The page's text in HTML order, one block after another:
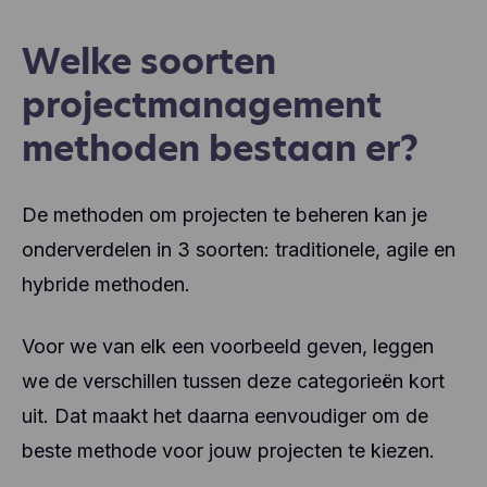
Welke soorten
projectmanagement
methoden bestaan er?
De methoden om projecten te beheren kan je
onderverdelen in 3 soorten: traditionele, agile en
hybride methoden.
Voor we van elk een voorbeeld geven, leggen
we de verschillen tussen deze categorieën kort
uit. Dat maakt het daarna eenvoudiger om de
beste methode voor jouw projecten te kiezen.